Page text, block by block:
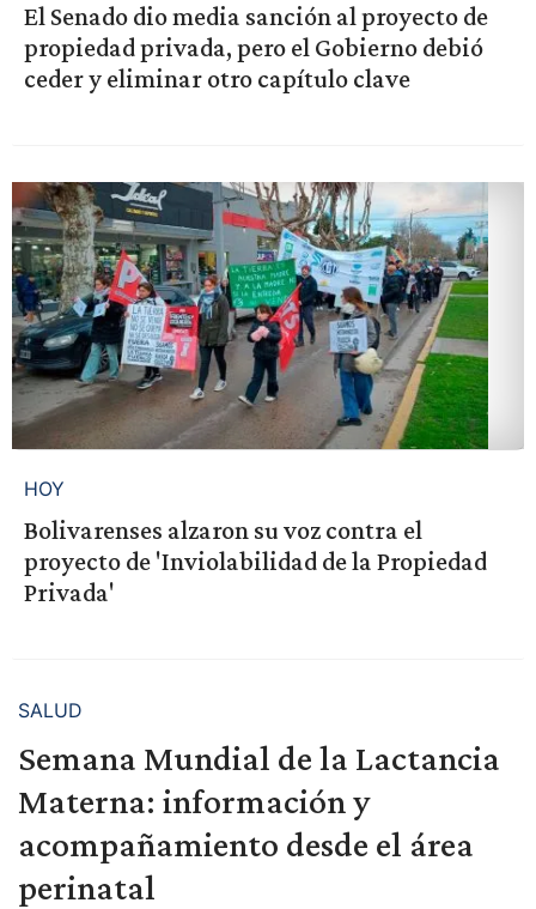
El Senado dio media sanción al proyecto de
propiedad privada, pero el Gobierno debió
ceder y eliminar otro capítulo clave
HOY
Bolivarenses alzaron su voz contra el
proyecto de 'Inviolabilidad de la Propiedad
Privada'
SALUD
Semana Mundial de la Lactancia
Materna: información y
acompañamiento desde el área
perinatal